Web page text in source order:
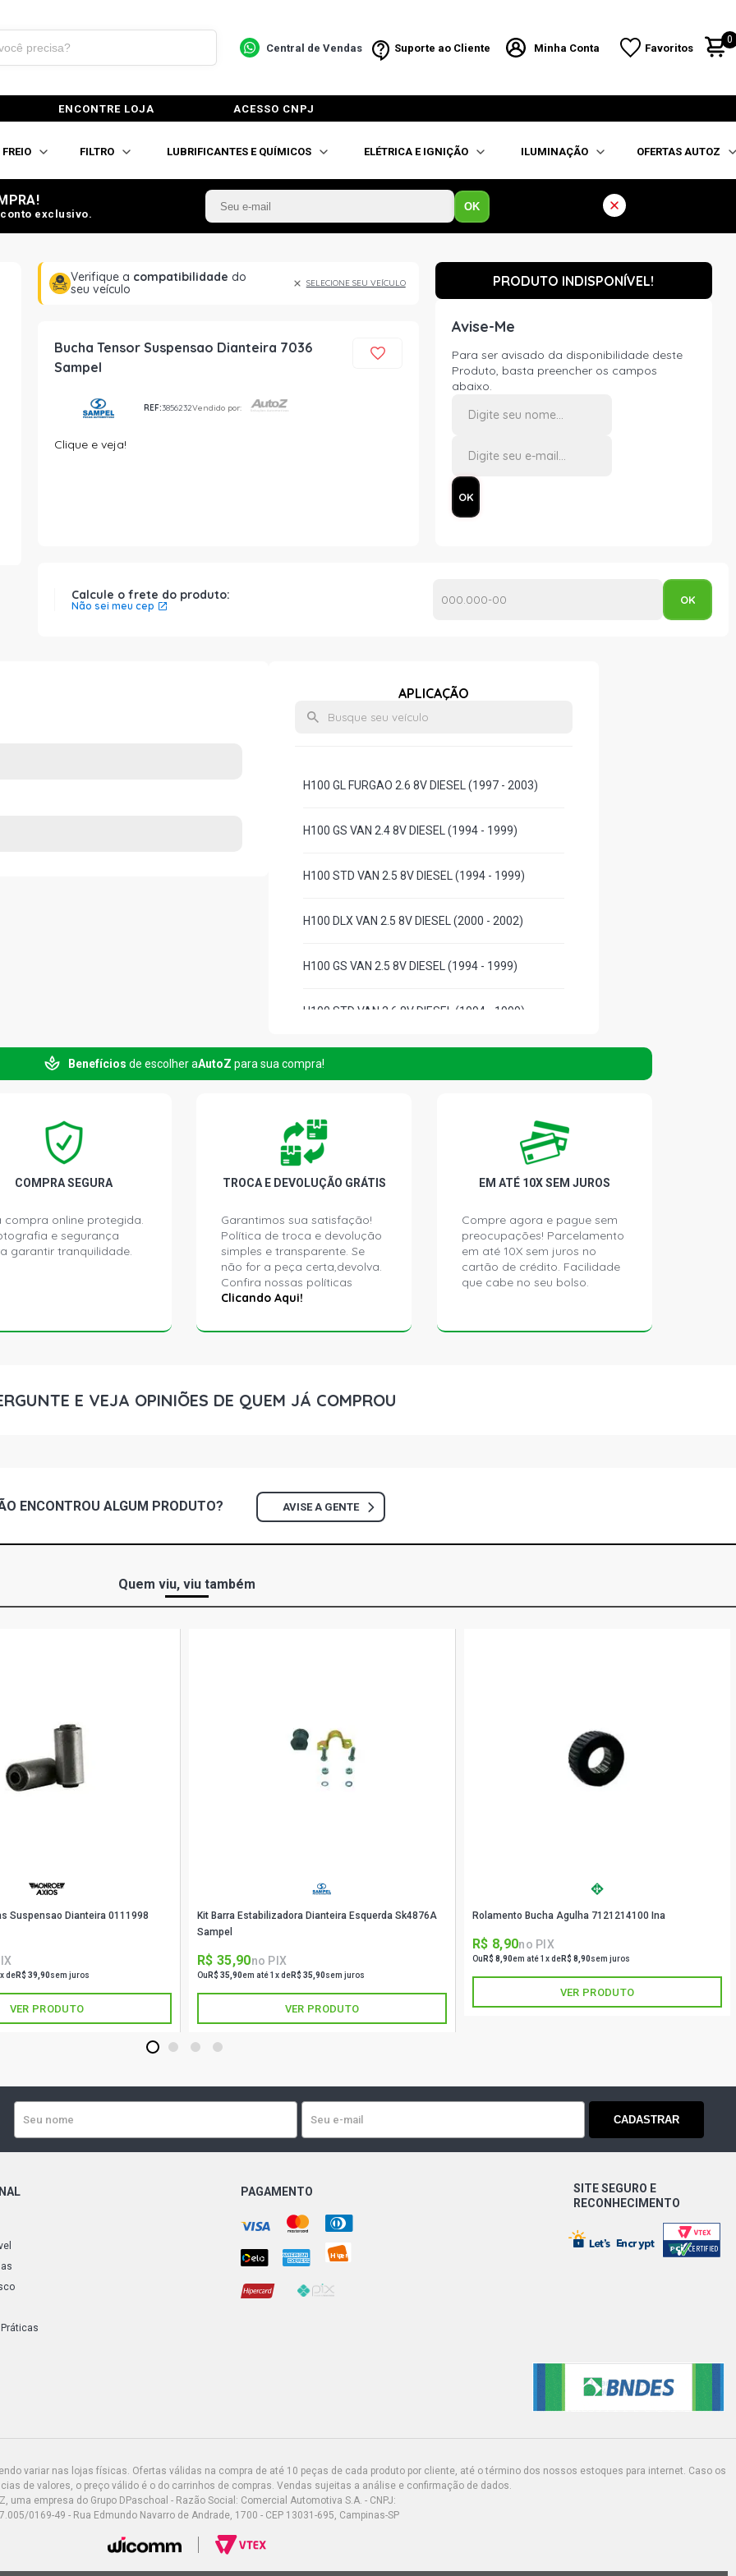
Central de Vendas Suporte ao Cliente Minha Conta Favoritos
0
ENCONTRE LOJA ACESSO CNPJ
FREIO FILTRO LUBRIFICANTES E QUÍMICOS ELÉTRICA E IGNIÇÃO ILUMINAÇÃO OFERTAS AUTOZ
exclusivo.
OK
Verifique a compatibilidade do
seu veículo
SELECIONE SEU VEÍCULO
Bucha Tensor Suspensao Dianteira 7036
Sampel
REF:3856232Vendido por:
Clique e veja!
PRODUTO INDISPONÍVEL!
Avise-Me
Para ser avisado da disponibilidade deste
Produto, basta preencher os campos
abaixo.
Calcule o frete do produto:
Não sei meu cep
APLICAÇÃO
H100 GL FURGAO 2.6 8V DIESEL (1997 - 2003)
H100 GS VAN 2.4 8V DIESEL (1994 - 1999)
H100 STD VAN 2.5 8V DIESEL (1994 - 1999)
H100 DLX VAN 2.5 8V DIESEL (2000 - 2002)
H100 GS VAN 2.5 8V DIESEL (1994 - 1999)
H100 STD VAN 2.6 8V DIESEL (1994 - 1999)
H100 GL VAN 2.6 8V DIESEL (1997 - 2004)
H100 SPR VAN 2.6 8V DIESEL (1997 - 2004)
H100 TOP VAN 2.6 8V DIESEL (1997 - 2001)
Benefícios de escolher aAutoZ para sua compra!
COMPRA SEGURA
compra online protegida.
e segurança
garantir tranquilidade.
TROCA E DEVOLUÇÃO GRÁTIS
Garantimos sua satisfação!
Política de troca e devolução
simples e transparente. Se
não for a peça certa,devolva.
Confira nossas políticas
Clicando Aqui!
EM ATÉ 10X SEM JUROS
Compre agora e pague sem
preocupações! Parcelamento
em até 10X sem juros no
cartão de crédito. Facilidade
que cabe no seu bolso.
E VEJA OPINIÕES DE QUEM JÁ COMPROU
ENCONTROU ALGUM PRODUTO? AVISE A GENTE
Quem viu, viu também
Suspensao Dianteira 0111998
deR$ 39,90sem juros
VER PRODUTO
Kit Barra Estabilizadora Dianteira Esquerda Sk4876A
Sampel
R$ 35,90no PIX
Ou R$ 35,90em até 1x deR$ 35,90sem juros
VER PRODUTO
Rolamento Bucha Agulha 7121214100 Ina
R$ 8,90no PIX
Ou R$ 8,90em até 1x deR$ 8,90sem juros
VER PRODUTO
1 2 3 4
CADASTRAR
PAGAMENTO
SITE SEGURO E
RECONHECIMENTO
variar nas lojas físicas. Ofertas válidas na compra de até 10 peças de cada produto por cliente, até o término dos nossos estoques para internet. Caso os
de valores, o preço válido é o do carrinhos de compras. Vendas sujeitas a análise e confirmação de dados.
uma empresa do Grupo DPaschoal - Razão Social: Comercial Automotiva S.A. - CNPJ:
0169-49 - Rua Edmundo Navarro de Andrade, 1700 - CEP 13031-695, Campinas-SP